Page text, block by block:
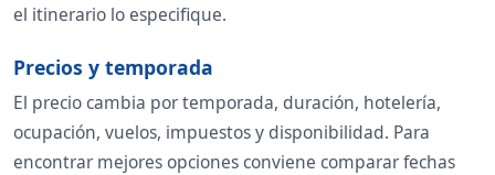
el itinerario lo especifique.
Precios y temporada
El precio cambia por temporada, duración, hotelería,
ocupación, vuelos, impuestos y disponibilidad. Para
encontrar mejores opciones conviene comparar fechas